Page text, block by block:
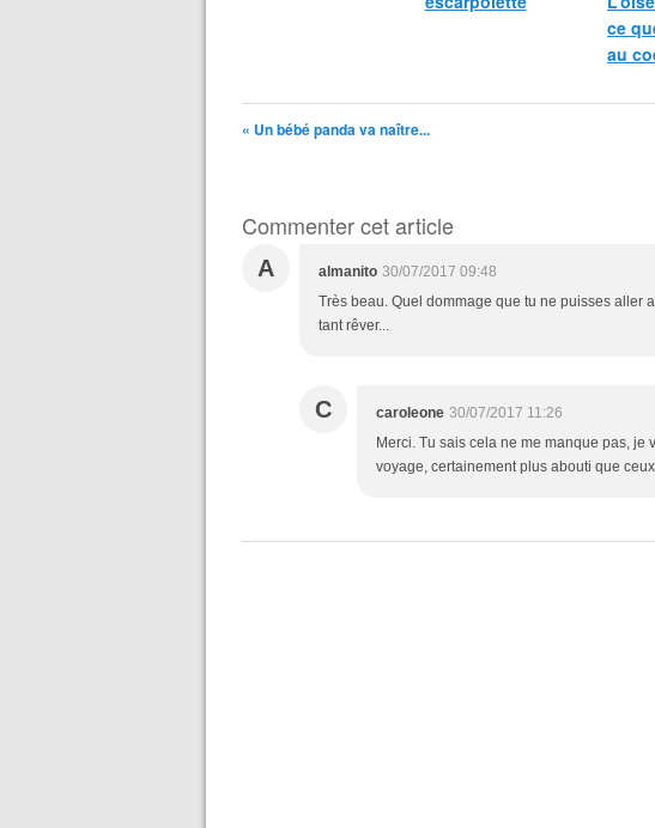
ce
au
« Un bébé panda va naître...
Commenter cet article
A almanito 30/07/2017 09:48
Très beau. Quel dommage que tu ne puisses aller
tant rêver...
C caroleone 30/07/2017 11:26
Merci. Tu sais cela ne me manque pas, je
voyage, certainement plus abouti que